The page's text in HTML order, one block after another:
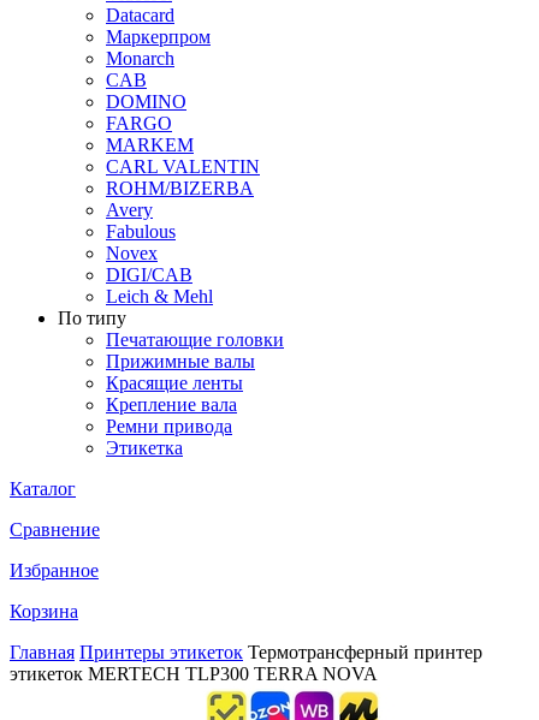
Datacard
Маркерпром
Monarch
CAB
DOMINO
FARGO
MARKEM
CARL VALENTIN
ROHM/BIZERBA
Avery
Fabulous
Novex
DIGI/CAB
Leich & Mehl
По типу
Печатающие головки
Прижимные валы
Красящие ленты
Крепление вала
Ремни привода
Этикетка
Каталог
Сравнение
Избранное
Корзина
Главная Принтеры этикеток Термотрансферный принтер
этикеток MERTECH TLP300 TERRA NOVA